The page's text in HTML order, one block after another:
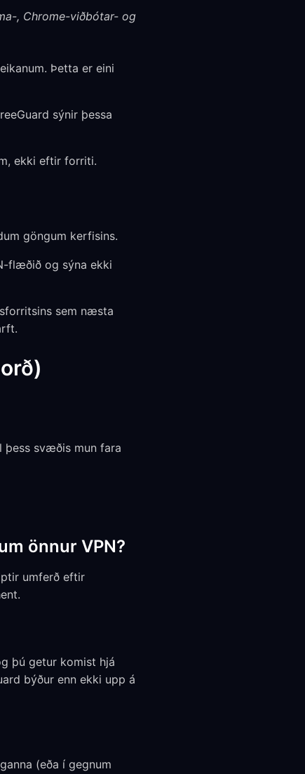
, Chrome-viðbótar- og
Þetta er eini
sýnir þessa
ekki eftir forriti.
göngum kerfisins.
flæðið og sýna ekki
sem næsta
þess svæðis mun fara
önnur VPN?
umferð eftir
þú getur komist hjá
býður enn ekki upp á
(eða í gegnum